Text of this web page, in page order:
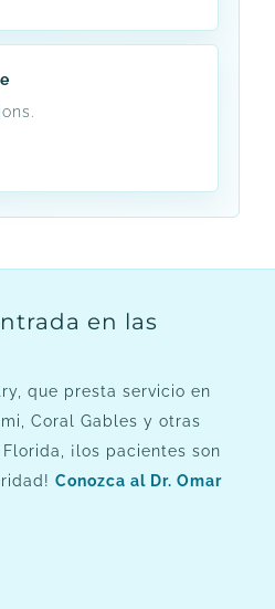
en las
que presta servicio en
Coral Gables y otras
¡los pacientes son
Conozca al Dr. Omar